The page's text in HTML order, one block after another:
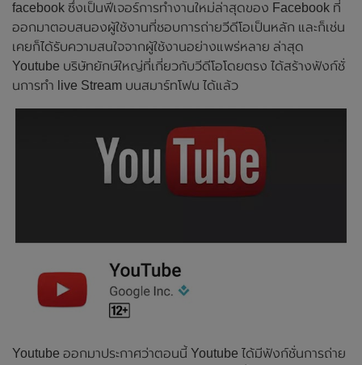
facebook ซึ่งเป็นฟีเจอร์การทำงานใหม่ล่าสุดของ Facebook ที่
ออกมาตอบสนองผู้ใช้งานที่ชอบการถ่ายวีดีโอเป็นหลัก และก็เช่น
เคยก็ได้รับความสนใจจากผู้ใช้งานอย่างแพร่หลาย ล่าสุด
Youtube บริษัทยักษ์ใหญ่ที่เกี่ยวกับวีดีโอโดยตรง ได้สร้างฟังก์ชั่
นการทำ live Stream บนสมาร์ทโฟน ได้แล้ว
Youtube ออกมาประกาศว่าตอนนี้ Youtube ได้มีฟังก์ชั่นการถ่าย